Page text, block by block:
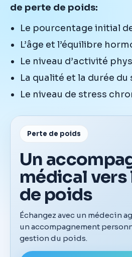
de perte de poids:
Le pourcentage initial
L’âge et l’équilibre
Le niveau d’activité
La qualité et la durée du
Le niveau de stress
Perte de poids
Un
médical vers
de poids
Échangez avec un médecin
un accompagnement
gestion du poids.